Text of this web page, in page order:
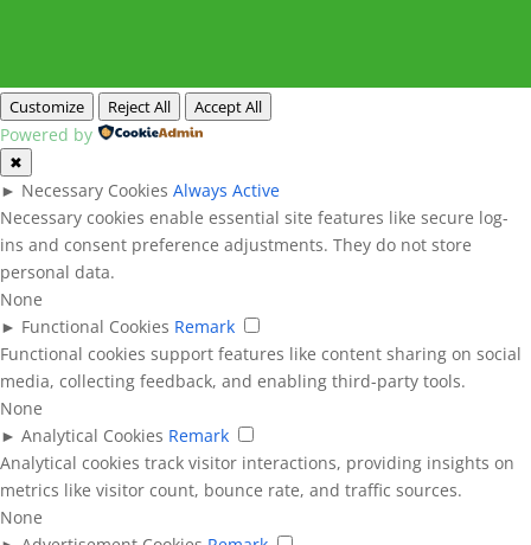
Customize Reject All Accept All
Powered by
✖
► Necessary Cookies Always Active
Necessary cookies enable essential site features like secure log-
ins and consent preference adjustments. They do not store
personal data.
None
► Functional Cookies Remark
Functional cookies support features like content sharing on social
media, collecting feedback, and enabling third-party tools.
None
► Analytical Cookies Remark
Analytical cookies track visitor interactions, providing insights on
metrics like visitor count, bounce rate, and traffic sources.
None